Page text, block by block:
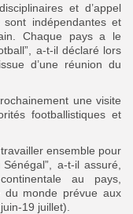
et d’appel
indépendantes et
Chaque pays a le
a-t-il déclaré lors
d’une réunion du
une visite
footballistiques et
ensemble pour
a-t-il assuré,
au pays,
du monde prévue aux
19 juillet).